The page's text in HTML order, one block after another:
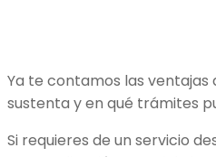
Ya te contamos las
sustenta y en qué trámites
Si requieres de un servicio